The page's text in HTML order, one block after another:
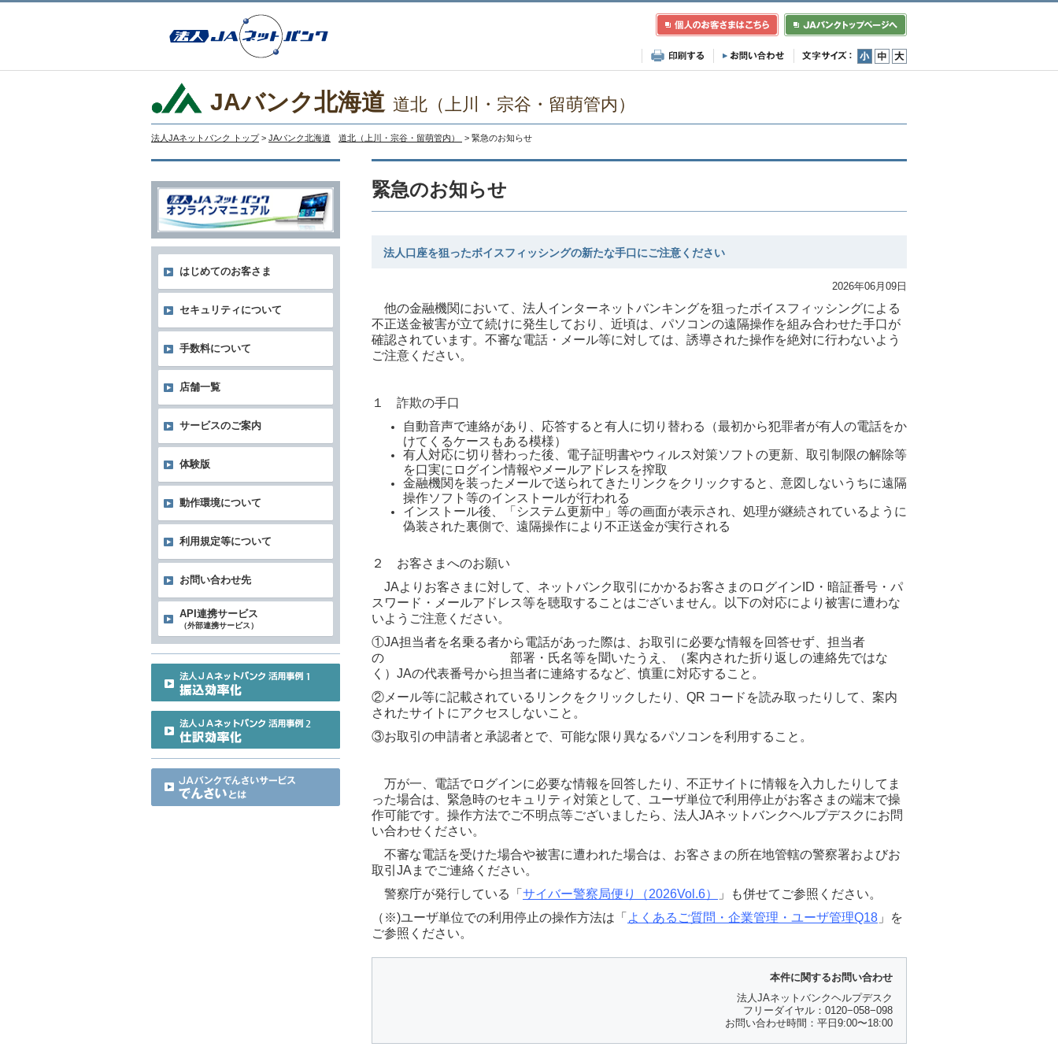
小 中 大
JAバンク北海道 道北（上川・宗谷・留萌管内）
法人JAネットバンク トップ > JAバンク北海道 道北（上川・宗谷・留萌管内） > 緊急のお知らせ
緊急のお知らせ
法人口座を狙ったボイスフィッシングの新たな手口にご注意ください
2026年06月09日
他の金融機関において、法人インターネットバンキングを狙ったボイスフィッシングによる
不正送金被害が立て続けに発生しており、近頃は、パソコンの遠隔操作を組み合わせた手口が
確認されています。不審な電話・メール等に対しては、誘導された操作を絶対に行わないよう
ご注意ください。
１ 詐欺の手口
自動音声で連絡があり、応答すると有人に切り替わる（最初から犯罪者が有人の電話をか
けてくるケースもある模様）
有人対応に切り替わった後、電子証明書やウィルス対策ソフトの更新、取引制限の解除等
を口実にログイン情報やメールアドレスを搾取
金融機関を装ったメールで送られてきたリンクをクリックすると、意図しないうちに遠隔
操作ソフト等のインストールが行われる
インストール後、「システム更新中」等の画面が表示され、処理が継続されているように
偽装された裏側で、遠隔操作により不正送金が実行される
２ お客さまへのお願い
JAよりお客さまに対して、ネットバンク取引にかかるお客さまのログインID・暗証番号・パ
スワード・メールアドレス等を聴取することはございません。以下の対応により被害に遭わな
いようご注意ください。
①JA担当者を名乗る者から電話があった際は、お取引に必要な情報を回答せず、担当者
の 部署・氏名等を聞いたうえ、（案内された折り返しの連絡先ではな
く）JAの代表番号から担当者に連絡するなど、慎重に対応すること。
②メール等に記載されているリンクをクリックしたり、QR コードを読み取ったりして、案内
されたサイトにアクセスしないこと。
③お取引の申請者と承認者とで、可能な限り異なるパソコンを利用すること。
万が一、電話でログインに必要な情報を回答したり、不正サイトに情報を入力したりしてま
った場合は、緊急時のセキュリティ対策として、ユーザ単位で利用停止がお客さまの端末で操
作可能です。操作方法でご不明点等ございましたら、法人JAネットバンクヘルプデスクにお問
い合わせください。
不審な電話を受けた場合や被害に遭われた場合は、お客さまの所在地管轄の警察署およびお
取引JAまでご連絡ください。
警察庁が発行している「 サイバー警察局便り（2026Vol.6）
」も併せてご参照ください。
（※)ユーザ単位での利用停止の操作方法は「 よくあるご質問・企業管理・ユーザ管理Q18 」を
ご参照ください。
本件に関するお問い合わせ
法人JAネットバンクヘルプデスク
フリーダイヤル：0120−058−098
お問い合わせ時間：平日9:00〜18:00
はじめてのお客さま
セキュリティについて
手数料について
店舗一覧
サービスのご案内
体験版
動作環境について
利用規定等について
お問い合わせ先
API連携サービス
（外部連携サービス）